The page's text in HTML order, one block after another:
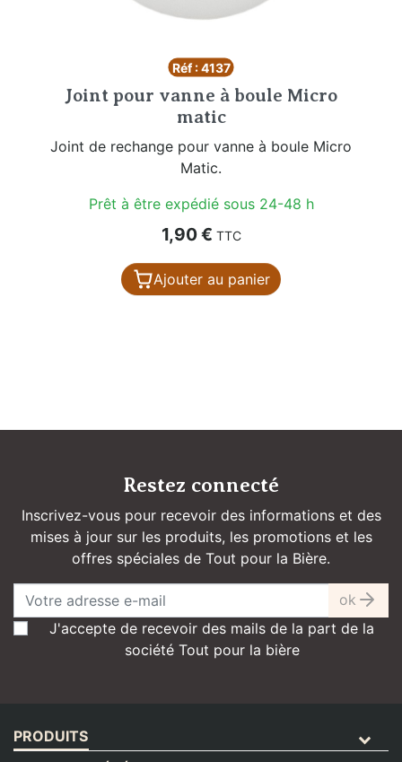
Réf : 4137
Joint pour vanne à boule Micro
matic
Joint de rechange pour vanne à boule Micro
Matic.
Prêt à être expédié sous 24-48 h
Prix
1,90 € TTC
Ajouter au panier
Restez connecté
Inscrivez-vous pour recevoir des informations et des
mises à jour sur les produits, les promotions et les
offres spéciales de Tout pour la Bière.
ok
J'accepte de recevoir des mails de la part de la
société Tout pour la bière
PRODUITS